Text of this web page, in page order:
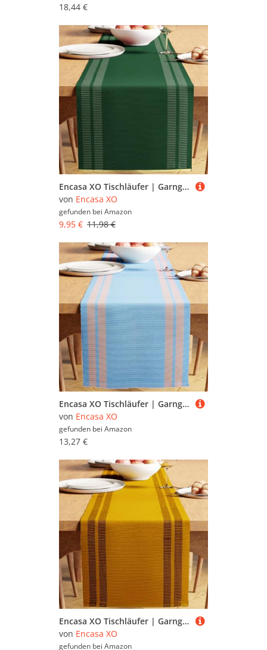
18,44 €
Encasa XO Tischläufer | Garngefärbte Feinripp-Baumwolle | Größe 32x183 cm | Leiter Dunkelgrün | Maschinenwaschbar
von Encasa XO
gefunden bei Amazon
9,95 € 11,98 €
Encasa XO Tischläufer | Garngefärbte Feinripp-Baumwolle | Größe 32x183 cm | Leiter blau | Maschinenwaschbar
von Encasa XO
gefunden bei Amazon
13,27 €
Encasa XO Tischläufer | Garngefärbte Feinripp-Baumwolle | Größe 32x240 cm | Leiter gelb | Maschinenwaschbar
von Encasa XO
gefunden bei Amazon